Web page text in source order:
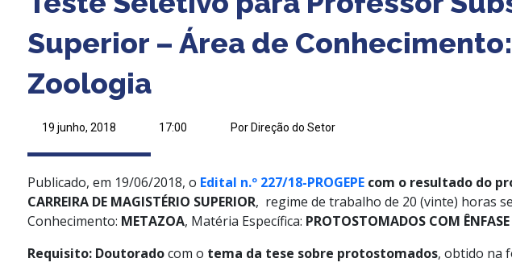
Superior – Área de
Zoologia
19 junho, 2018 17:00 Por Direção do Setor
Publicado, em 19/06/2018, o Edital n.º 227/18-PROGEPE com o resultado do
CARREIRA DE MAGISTÉRIO SUPERIOR, regime de trabalho de 20 (vinte) horas
Conhecimento: METAZOA, Matéria Específica: PROTOSTOMADOS COM
Requisito: Doutoradocom o tema da tese sobre protostomados, obtido na